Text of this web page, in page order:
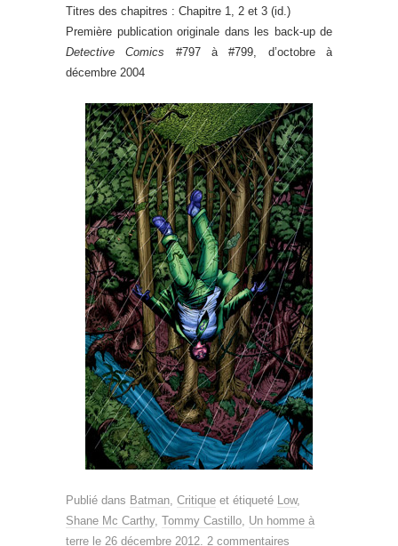
Titres des chapitres : Chapitre 1, 2 et 3 (id.)
Première publication originale dans les back-up de
Detective Comics #797 à #799, d’octobre à
décembre 2004
Publié dans Batman, Critique et étiqueté Low,
Shane Mc Carthy, Tommy Castillo, Un homme à
terre le 26 décembre 2012. 2 commentaires